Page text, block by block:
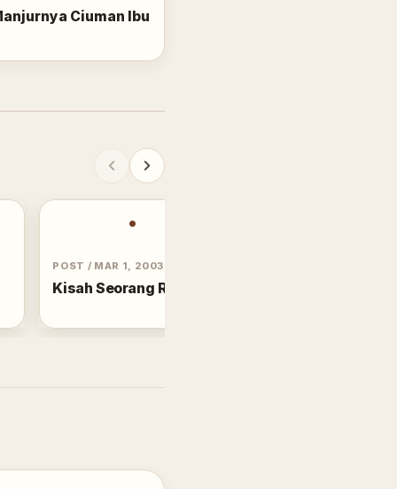
Ciuman Ibu
•
POST / MAR 1, 2003
Kisah Seorang Raja